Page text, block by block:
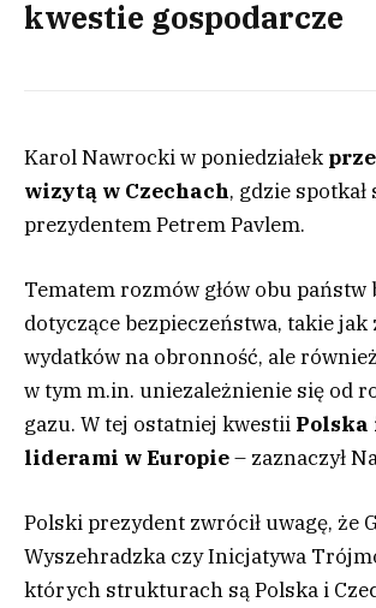
kwestie gospodarcze
Karol Nawrocki w poniedziałek
wizytą w Czechach, gdzie spotkał
prezydentem Petrem Pavlem.
Tematem rozmów głów obu państw
dotyczące bezpieczeństwa, takie
wydatków na obronność, ale
w tym m.in. uniezależnienie się od
gazu. W tej ostatniej kwestii Polska
liderami w Europie– zaznaczył
Polski prezydent zwrócił uwagę, że
Wyszehradzka czy Inicjatywa
których strukturach są Polska i